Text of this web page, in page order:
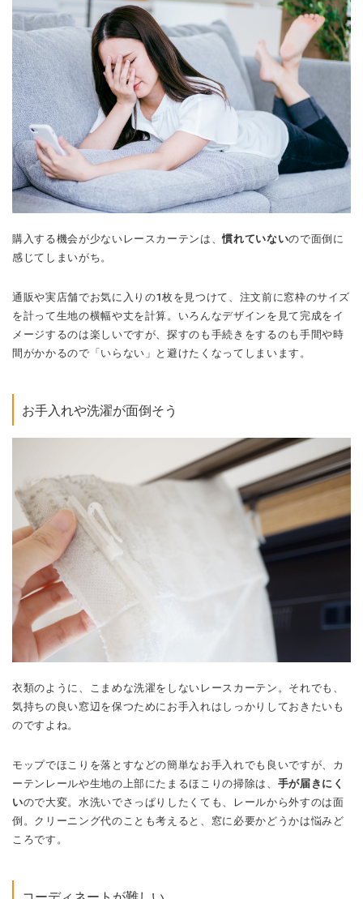
購入する機会が少ないレースカーテンは、慣れていないので面倒に
感じてしまいがち。
通販や実店舗でお気に入りの1枚を見つけて、注文前に窓枠のサイズ
を計って生地の横幅や丈を計算。いろんなデザインを見て完成をイ
メージするのは楽しいですが、探すのも手続きをするのも手間や時
間がかかるので「いらない」と避けたくなってしまいます。
お手入れや洗濯が面倒そう
衣類のように、こまめな洗濯をしないレースカーテン。それでも、
気持ちの良い窓辺を保つためにお手入れはしっかりしておきたいも
のですよね。
モップでほこりを落とすなどの簡単なお手入れでも良いですが、カ
ーテンレールや生地の上部にたまるほこりの掃除は、 手が届きにく
いので大変。水洗いでさっぱりしたくても、レールから外すのは面
倒。クリーニング代のことも考えると、窓に必要かどうかは悩みど
ころです。